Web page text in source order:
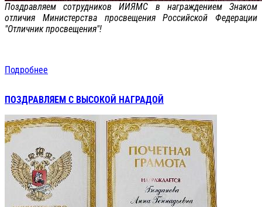
Поздравляем сотрудников ИИЯМС в награждением Знаком
отличия Министерства просвещения Российской Федерации
"Отличник просвещения"!
Подробнее
ПОЗДРАВЛЯЕМ С ВЫСОКОЙ НАГРАДОЙ